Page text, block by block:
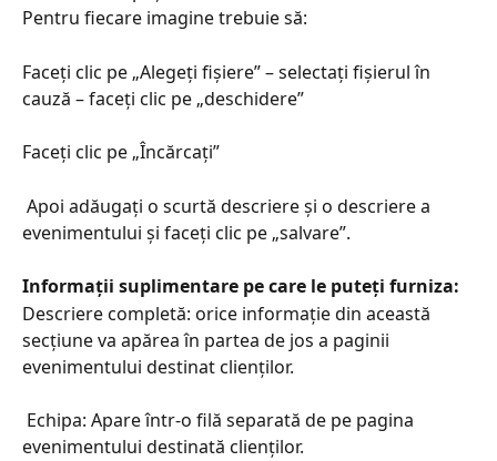
Pentru fiecare imagine trebuie să:
Faceți clic pe „Alegeți fișiere” – selectați fișierul în
cauză – faceți clic pe „deschidere”
Faceți clic pe „Încărcați”
evenimentului și faceți clic pe „salvare”.
Informații suplimentare pe care le puteți furniza:
Descriere completă: orice informație din această
secțiune va apărea în partea de jos a paginii
evenimentului destinat clienților.
evenimentului destinată clienților.